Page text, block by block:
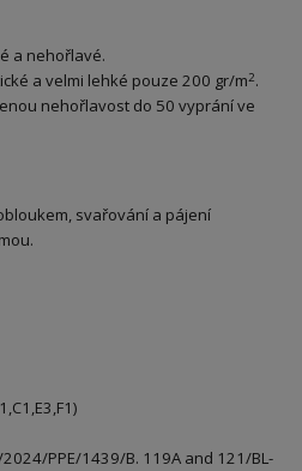
a nehořlavé.
a velmi lehké pouze 200 gr/m2.
nehořlavost do 50 vyprání ve
svařování a pájení
PPE/1439/B. 119A and 121/BL-